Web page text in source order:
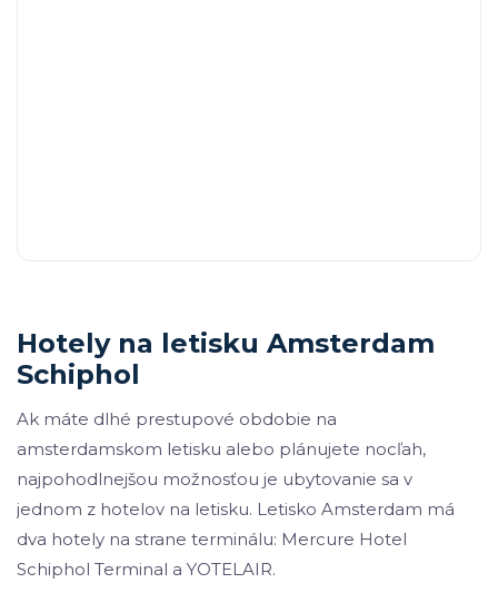
Hotely na letisku Amsterdam
Schiphol
Ak máte dlhé prestupové obdobie na
amsterdamskom letisku alebo plánujete nocľah,
najpohodlnejšou možnosťou je ubytovanie sa v
jednom z hotelov na letisku. Letisko Amsterdam má
dva hotely na strane terminálu: Mercure Hotel
Schiphol Terminal a YOTELAIR.